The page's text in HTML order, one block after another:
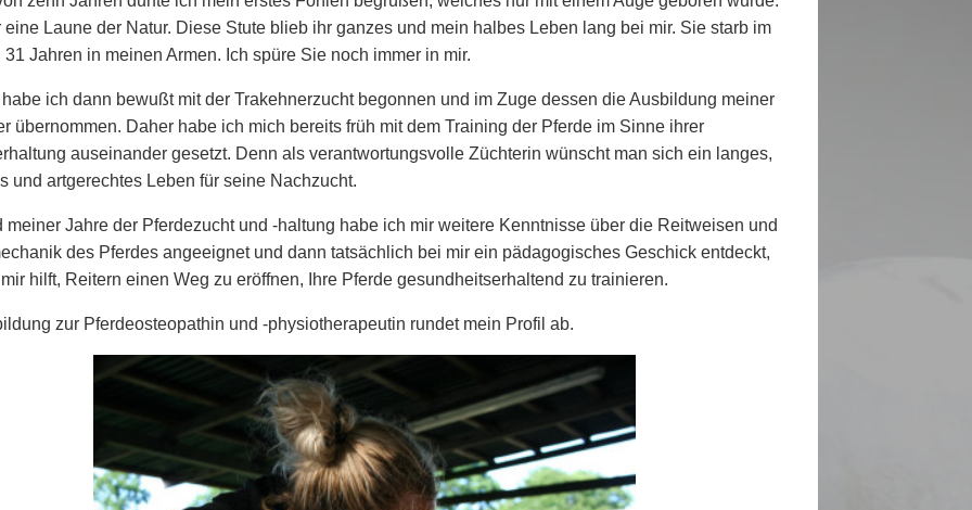
eine Laune der Natur. Diese Stute blieb ihr ganzes und mein halbes Leben lang bei mir. Sie starb im
31 Jahren in meinen Armen. Ich spüre Sie noch immer in mir.
ich dann bewußt mit der Trakehnerzucht begonnen und im Zuge dessen die Ausbildung meiner
übernommen. Daher habe ich mich bereits früh mit dem Training der Pferde im Sinne ihrer
auseinander gesetzt. Denn als verantwortungsvolle Züchterin wünscht man sich ein langes,
und artgerechtes Leben für seine Nachzucht.
meiner Jahre der Pferdezucht und -haltung habe ich mir weitere Kenntnisse über die Reitweisen und
des Pferdes angeeignet und dann tatsächlich bei mir ein pädagogisches Geschick entdeckt,
hilft, Reitern einen Weg zu eröffnen, Ihre Pferde gesundheitserhaltend zu trainieren.
zur Pferdeosteopathin und -physiotherapeutin rundet mein Profil ab.